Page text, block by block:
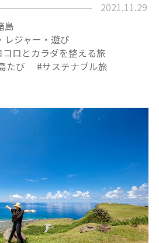
2021.11.29
島
レジャー・遊び
コロとカラダを整える旅
たび
サステナブル旅